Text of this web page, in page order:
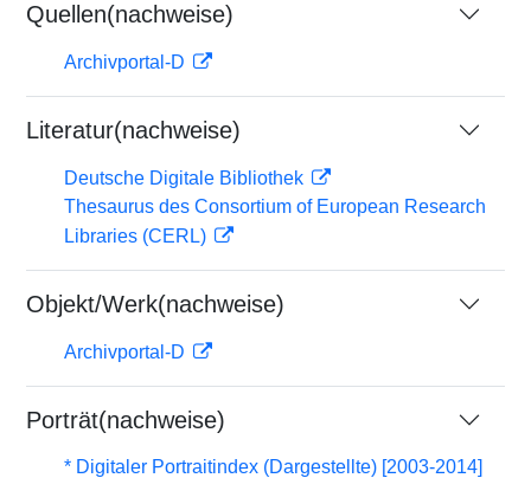
Quellen(nachweise)
Archivportal-D
Literatur(nachweise)
Deutsche Digitale Bibliothek
Thesaurus des Consortium of European Research
Libraries (CERL)
Objekt/Werk(nachweise)
Archivportal-D
Porträt(nachweise)
* Digitaler Portraitindex (Dargestellte) [2003-2014]